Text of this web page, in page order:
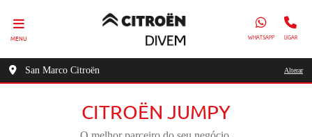
MENU WHATSAPP LIGAR
San Marco Citroën Alterar
CITROËN JUMPY